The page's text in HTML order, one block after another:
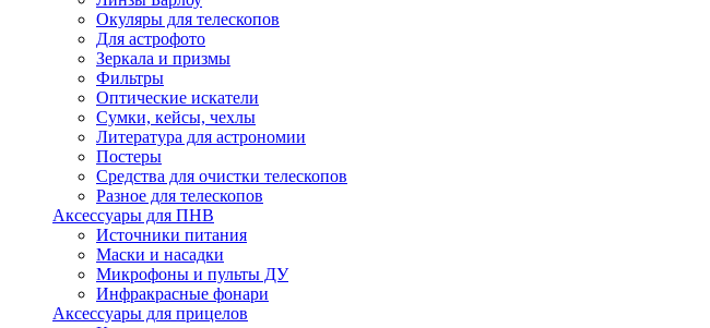
Окуляры для телескопов
Для астрофото
Зеркала и призмы
Фильтры
Оптические искатели
Сумки, кейсы, чехлы
Литература для астрономии
Постеры
Средства для очистки телескопов
Разное для телескопов
Аксессуары для ПНВ
Источники питания
Маски и насадки
Микрофоны и пульты ДУ
Инфракрасные фонари
Аксессуары для прицелов